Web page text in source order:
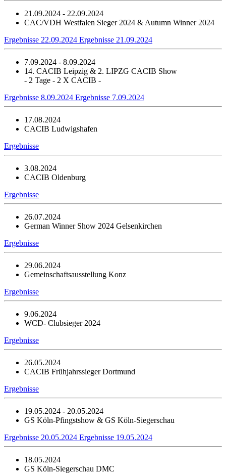
21.09.2024 - 22.09.2024
CAC/VDH Westfalen Sieger 2024 & Autumn Winner 2024
Ergebnisse 22.09.2024 Ergebnisse 21.09.2024
7.09.2024 - 8.09.2024
14. CACIB Leipzig & 2. LIPZG CACIB Show
- 2 Tage - 2 X CACIB -
Ergebnisse 8.09.2024 Ergebnisse 7.09.2024
17.08.2024
CACIB Ludwigshafen
Ergebnisse
3.08.2024
CACIB Oldenburg
Ergebnisse
26.07.2024
German Winner Show 2024 Gelsenkirchen
Ergebnisse
29.06.2024
Gemeinschaftsausstellung Konz
Ergebnisse
9.06.2024
WCD- Clubsieger 2024
Ergebnisse
26.05.2024
CACIB Frühjahrssieger Dortmund
Ergebnisse
19.05.2024 - 20.05.2024
GS Köln-Pfingstshow & GS Köln-Siegerschau
Ergebnisse 20.05.2024 Ergebnisse 19.05.2024
18.05.2024
GS Köln-Siegerschau DMC